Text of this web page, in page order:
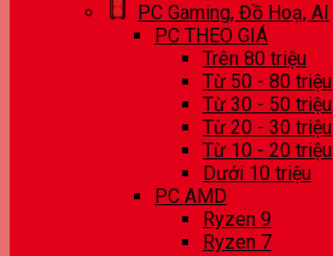
PC Gaming, Đồ Hoạ, AI
PC THEO GIÁ
Trên 80 triệu
Từ 50 - 80 triệu
Từ 30 - 50 triệu
Từ 20 - 30 triệu
Từ 10 - 20 triệu
Dưới 10 triệu
PC AMD
Ryzen 9
Ryzen 7